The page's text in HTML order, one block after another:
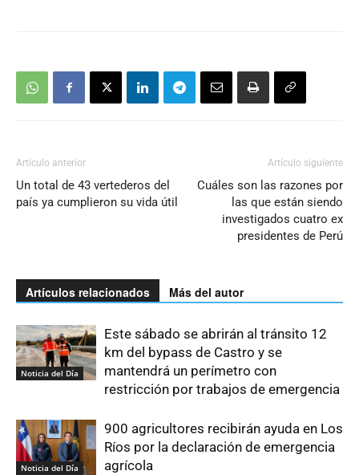
Artículo anterior
Un total de 43 vertederos del
país ya cumplieron su vida útil
Artículo siguiente
Cuáles son las razones por
las que están siendo
investigados cuatro ex
presidentes de Perú
Artículos relacionados Más del autor
Noticia del Día
Este sábado se abrirán al tránsito 12
km del bypass de Castro y se
mantendrá un perímetro con
restricción por trabajos de emergencia
Noticia del Día
900 agricultores recibirán ayuda en Los
Ríos por la declaración de emergencia
agrícola